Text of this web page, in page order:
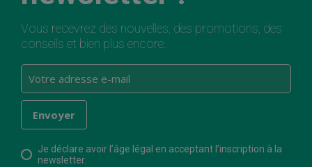
Vous recevrez des nouvelles, des promotions, des
conseils et bien plus encore.
Je déclare avoir l’âge légal en acceptant l’inscription à la
newsletter.